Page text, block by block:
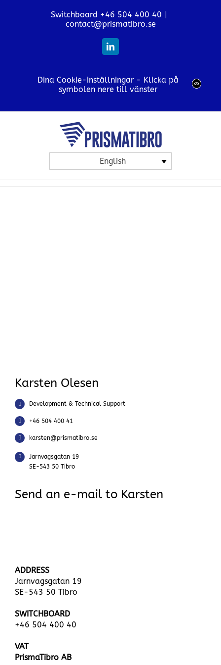
Switchboard +46 504 400 40 |
contact@prismatibro.se
LinkedIn
Dina Cookie-inställningar - Klicka på
symbolen nere till vänster
English
Karsten Olesen
Development & Technical Support
+46 504 400 41
karsten@prismatibro.se
Jarnvagsgatan 19
SE-543 50 Tibro
Send an e-mail to Karsten
ADDRESS
Jarnvagsgatan 19
SE-543 50 Tibro
SWITCHBOARD
+46 504 400 40
VAT
PrismaTibro AB